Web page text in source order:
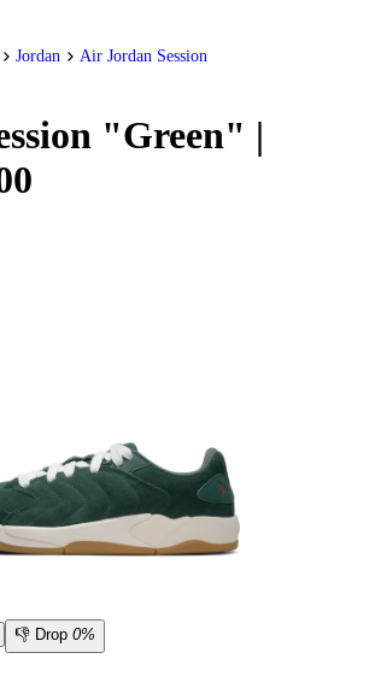
Jordan Air Jordan Session
"Green" |
👎 Drop 0%